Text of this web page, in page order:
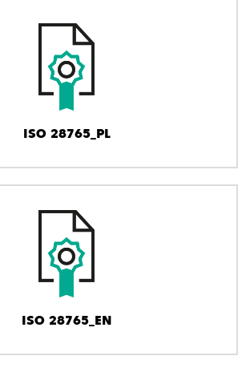
ISO 28765_PL
ISO 28765_EN